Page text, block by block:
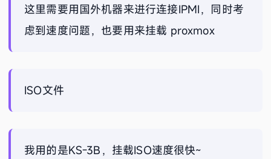
这里需要用国外机器来进行连接IPMI，同时考
虑到速度问题，也要用来挂载 proxmox
ISO文件
我用的是KS-3B，挂载ISO速度很快~